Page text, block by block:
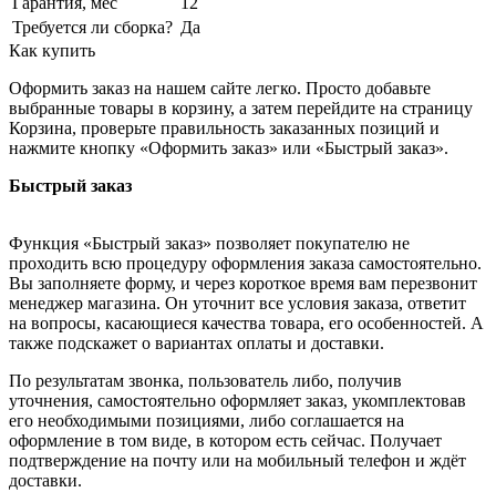
Требуется ли сборка? Да
Как купить
Оформить заказ на нашем сайте легко. Просто добавьте
выбранные товары в корзину, а затем перейдите на страницу
Корзина, проверьте правильность заказанных позиций и
нажмите кнопку «Оформить заказ» или «Быстрый заказ».
Быстрый заказ
Функция «Быстрый заказ» позволяет покупателю не
проходить всю процедуру оформления заказа самостоятельно.
Вы заполняете форму, и через короткое время вам перезвонит
менеджер магазина. Он уточнит все условия заказа, ответит
на вопросы, касающиеся качества товара, его особенностей. А
также подскажет о вариантах оплаты и доставки.
По результатам звонка, пользователь либо, получив
уточнения, самостоятельно оформляет заказ, укомплектовав
его необходимыми позициями, либо соглашается на
оформление в том виде, в котором есть сейчас. Получает
подтверждение на почту или на мобильный телефон и ждёт
доставки.